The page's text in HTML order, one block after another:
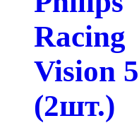
Racing
Vision
(2шт.)